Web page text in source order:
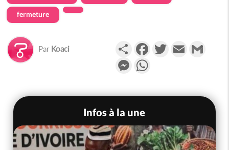
fermeture
Par Koaci PartagerFacebookTwitterEmail
Messenger
Infos à la une